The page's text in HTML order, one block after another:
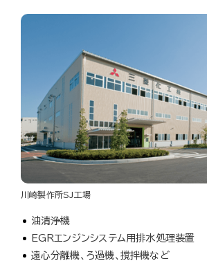
川崎製作所SJ工場
油清浄機
EGRエンジンシステム用排水処理装置
遠心分離機、ろ過機、撹拌機など